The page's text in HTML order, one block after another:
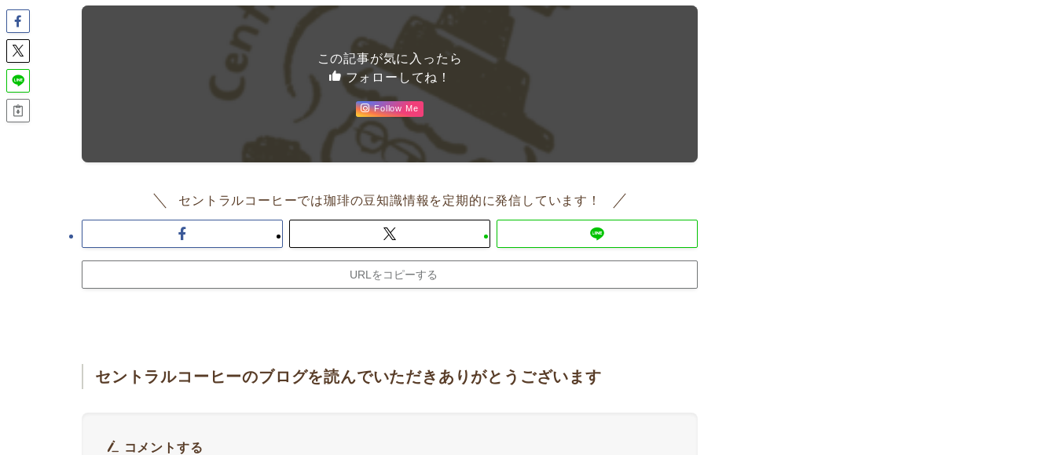
この記事が気に入ったら
フォローしてね！
Follow Me
セントラルコーヒーでは珈琲の豆知識情報を定期的に発信しています！
URLをコピーする
セントラルコーヒーのブログを読んでいただきありがとうございます
コメントする